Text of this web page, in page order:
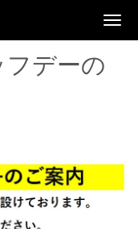
N
フデーの